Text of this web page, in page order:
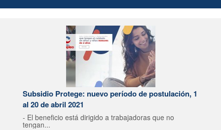
Subsidio Protege: nuevo período de postulación, 1
al 20 de abril 2021
- El beneficio está dirigido a trabajadoras que no
tengan...